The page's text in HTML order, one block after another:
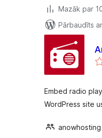
Mazāk par
Pārbaudīts
Embed radio
WordPress site
anowhosting